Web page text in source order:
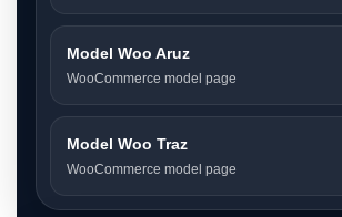
Model Woo Aruz
WooCommerce model page
Model Woo Traz
WooCommerce model page